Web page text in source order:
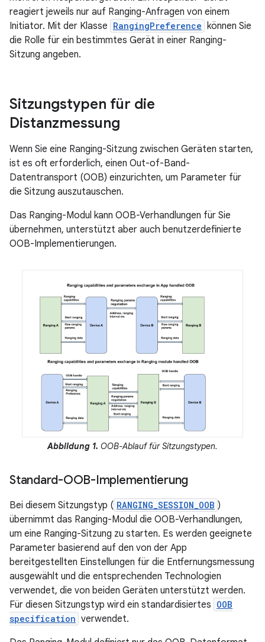
reagiert jeweils nur auf Ranging-Anfragen von einem
Initiator. Mit der Klasse RangingPreference können Sie
die Rolle für ein bestimmtes Gerät in einer Ranging-
Sitzung angeben.
Sitzungstypen für die
Distanzmessung
Wenn Sie eine Ranging-Sitzung zwischen Geräten starten,
ist es oft erforderlich, einen Out-of-Band-
Datentransport (OOB) einzurichten, um Parameter für
die Sitzung auszutauschen.
Das Ranging-Modul kann OOB-Verhandlungen für Sie
übernehmen, unterstützt aber auch benutzerdefinierte
OOB-Implementierungen.
Abbildung 1. OOB-Ablauf für Sitzungstypen.
Standard-OOB-Implementierung
Bei diesem Sitzungstyp ( RANGING_SESSION_OOB )
übernimmt das Ranging-Modul die OOB-Verhandlungen,
um eine Ranging-Sitzung zu starten. Es werden geeignete
Parameter basierend auf den von der App
bereitgestellten Einstellungen für die Entfernungsmessung
ausgewählt und die entsprechenden Technologien
verwendet, die von beiden Geräten unterstützt werden.
Für diesen Sitzungstyp wird ein standardisiertes OOB
specification verwendet.